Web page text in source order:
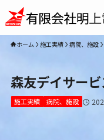
ホーム 施工実績 病院、施設
森友デイサー
施工実績 病院、施設